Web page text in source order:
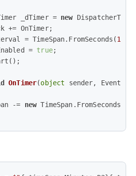
_dTimer = new
+= OnTimer;
= TimeSpan.FromSeconds(1
= true;
OnTimer(object sender,
-=
new TimeSpan.FromSeconds(